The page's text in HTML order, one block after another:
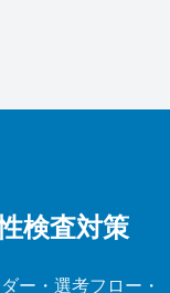
検査対策
ー・選考フロー・